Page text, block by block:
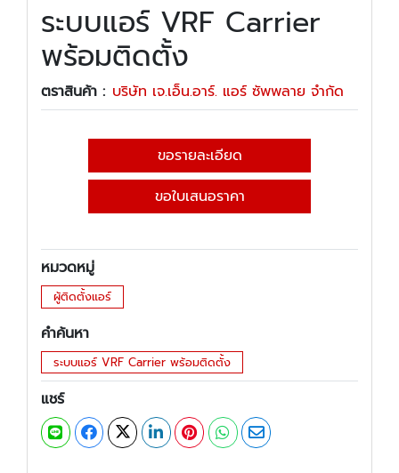
ระบบแอร์ VRF Carrier
พร้อมติดตั้ง
ตราสินค้า : บริษัท เจ.เอ็น.อาร์. แอร์ ซัพพลาย จำกัด
ขอรายละเอียด
ขอใบเสนอราคา
หมวดหมู่
ผู้ติดตั้งแอร์
คำค้นหา
ระบบแอร์ VRF Carrier พร้อมติดตั้ง
แชร์